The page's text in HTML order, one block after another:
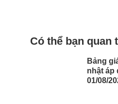
Có thể bạn quan
Bảng
nhật áp
01/08/